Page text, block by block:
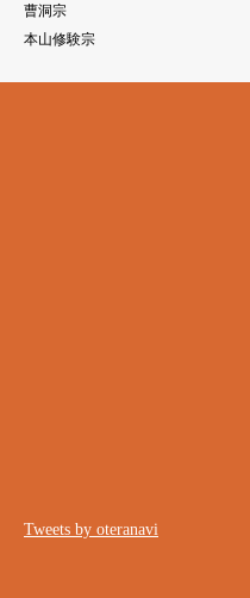
曹洞宗
本山修験宗
Tweets by oteranavi